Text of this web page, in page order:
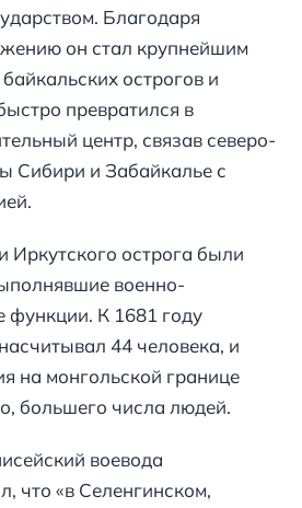
Благодаря
он стал крупнейшим
острогов и
превратился в
центр, связав северо-
Сибири и Забайкалье с
острога были
военно-
функции. К 1681 году
44 человека, и
на монгольской границе
большего числа людей.
воевода
что «в Селенгинском,